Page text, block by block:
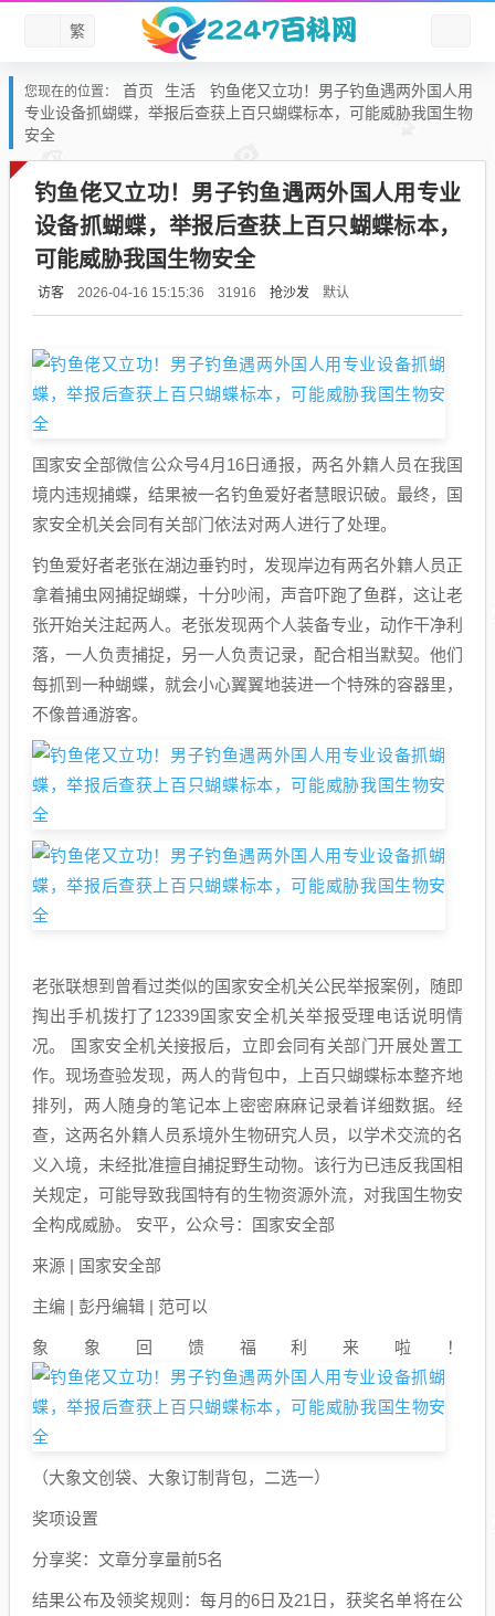
繁
您现在的位置： 首页 生活
钓鱼佬又立功！男子钓鱼遇两外国人用
专业设备抓蝴蝶，举报后查获上百只蝴蝶标本，可能威胁我国生物
安全
钓鱼佬又立功！男子钓鱼遇两外国人用专业
设备抓蝴蝶，举报后查获上百只蝴蝶标本，
可能威胁我国生物安全
访客 2026-04-16 15:15:36 31916 抢沙发 默认
国家安全部微信公众号4月16日通报，两名外籍人员在我国
境内违规捕蝶，结果被一名钓鱼爱好者慧眼识破。最终，国
家安全机关会同有关部门依法对两人进行了处理。
钓鱼爱好者老张在湖边垂钓时，发现岸边有两名外籍人员正
拿着捕虫网捕捉蝴蝶，十分吵闹，声音吓跑了鱼群，这让老
张开始关注起两人。老张发现两个人装备专业，动作干净利
落，一人负责捕捉，另一人负责记录，配合相当默契。他们
每抓到一种蝴蝶，就会小心翼翼地装进一个特殊的容器里，
不像普通游客。
老张联想到曾看过类似的国家安全机关公民举报案例，随即
掏出手机拨打了12339国家安全机关举报受理电话说明情
况。 国家安全机关接报后，立即会同有关部门开展处置工
作。现场查验发现，两人的背包中，上百只蝴蝶标本整齐地
排列，两人随身的笔记本上密密麻麻记录着详细数据。经
查，这两名外籍人员系境外生物研究人员，以学术交流的名
义入境，未经批准擅自捕捉野生动物。该行为已违反我国相
关规定，可能导致我国特有的生物资源外流，对我国生物安
全构成威胁。 安平，公众号：国家安全部
来源 | 国家安全部
主编 | 彭丹编辑 | 范可以
象象回馈福利来啦！
（大象文创袋、大象订制背包，二选一）
奖项设置
分享奖：文章分享量前5名
结果公布及领奖规则：每月的6日及21日，获奖名单将在公